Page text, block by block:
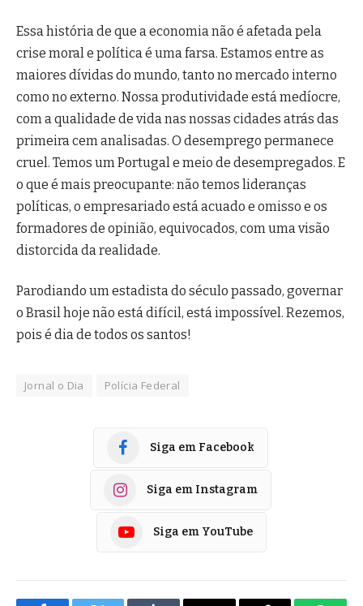
Essa história de que a economia não é afetada pela
crise moral e política é uma farsa. Estamos entre as
maiores dívidas do mundo, tanto no mercado interno
como no externo. Nossa produtividade está medíocre,
com a qualidade de vida nas nossas cidades atrás das
primeira cem analisadas. O desemprego permanece
cruel. Temos um Portugal e meio de desempregados. E
o que é mais preocupante: não temos lideranças
políticas, o empresariado está acuado e omisso e os
formadores de opinião, equivocados, com uma visão
distorcida da realidade.
Parodiando um estadista do século passado, governar
o Brasil hoje não está difícil, está impossível. Rezemos,
pois é dia de todos os santos!
Jornal o Dia Polícia Federal
Siga em Facebook
Siga em Instagram
Siga em YouTube